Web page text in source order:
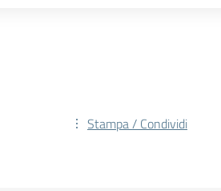
Stampa / Condividi